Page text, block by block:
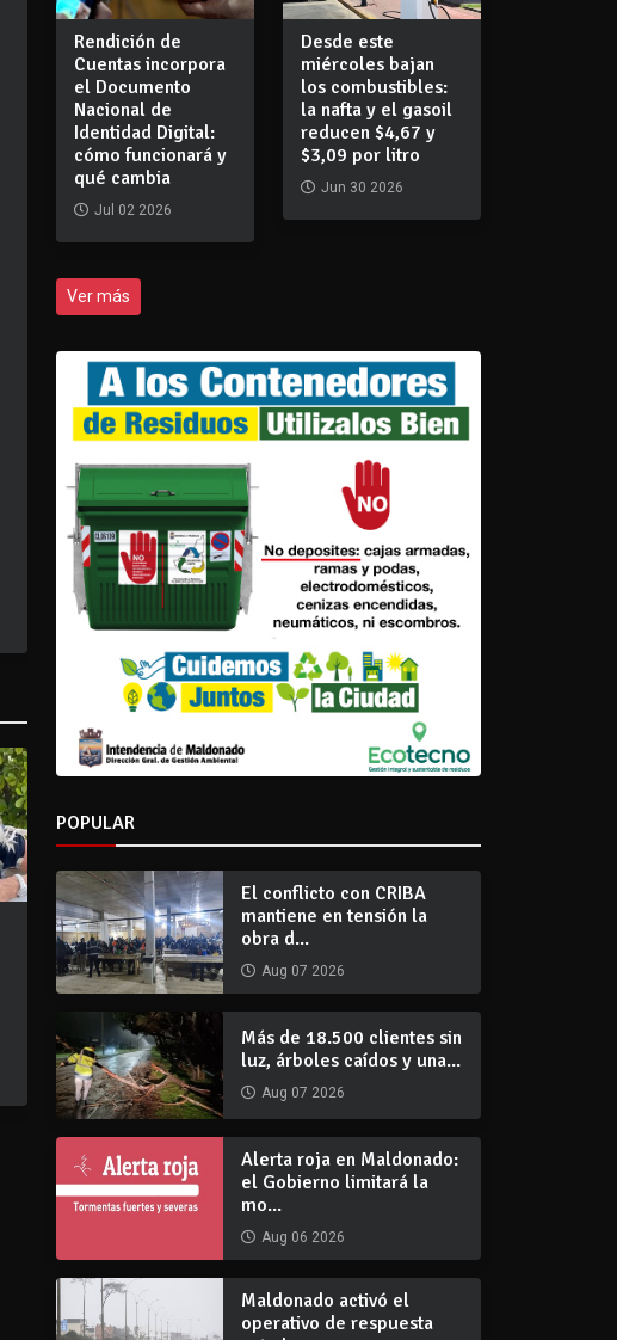
Rendición de
Cuentas incorpora
el Documento
Nacional de
Identidad Digital:
cómo funcionará y
qué cambia
Jul 02 2026
Desde este
miércoles bajan
los combustibles:
la nafta y el gasoil
reducen $4,67 y
$3,09 por litro
Jun 30 2026
Ver más
POPULAR
El conflicto con CRIBA
mantiene en tensión la
obra d...
Aug 07 2026
Más de 18.500 clientes sin
luz, árboles caídos y una...
Aug 07 2026
Alerta roja en Maldonado:
el Gobierno limitará la
mo...
Aug 06 2026
Maldonado activó el
operativo de respuesta